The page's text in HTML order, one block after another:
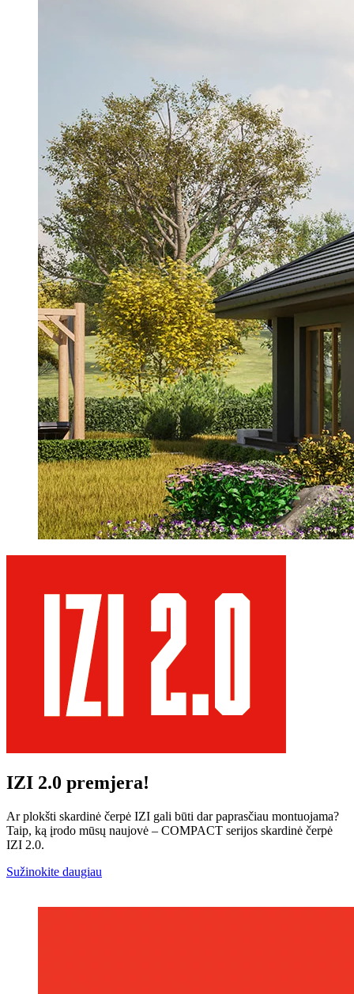
IZI 2.0 premjera!
Ar plokšti skardinė čerpė IZI gali būti dar paprasčiau montuojama?
Taip, ką įrodo mūsų naujovė – COMPACT serijos skardinė čerpė
IZI 2.0.
Sužinokite daugiau